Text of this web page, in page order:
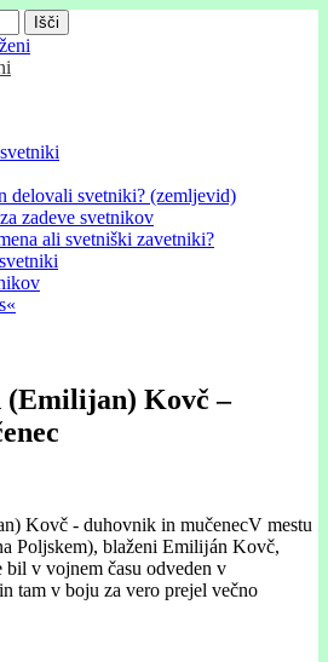
delovali svetniki? (zemljevid)
zadeve svetnikov
ali svetniški zavetniki?
(Emilijan) Kovč –
V mestu
Poljskem), blaženi Emilĳán Kovč,
v vojnem času odveden v
tam v boju za vero prejel večno